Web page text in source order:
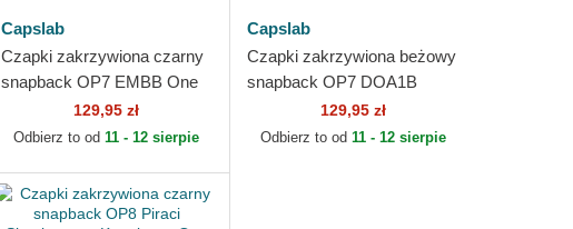
Capslab
Czapki zakrzywiona czarny
snapback OP7 EMBB One
Piece Capslab129,95 zł
Odbierz to od11 - 12 sierpie
Capslab
Czapki zakrzywiona beżowy
snapback OP7 DOA1B
Monkey D. Luffy One Piece
Capslab
129,95 zł
Odbierz to od 11 - 12 sierpie